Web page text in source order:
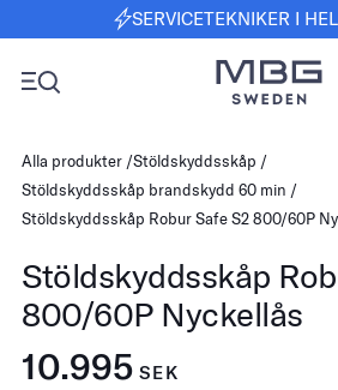
SERVICETEKNIKER I
Alla produkter Stöldskyddsskåp
Stöldskyddsskåp brandskydd 60 min
Stöldskyddsskåp Robur Safe S2 800/60P
Stöldskyddsskåp
800/60P Nyckellås
10.995 SEK